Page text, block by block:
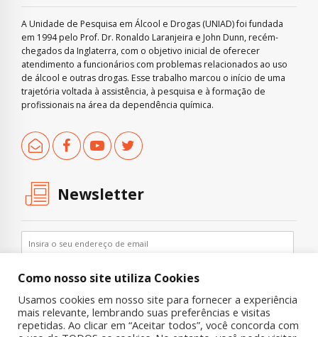
A Unidade de Pesquisa em Álcool e Drogas (UNIAD) foi fundada
em 1994 pelo Prof. Dr. Ronaldo Laranjeira e John Dunn, recém-
chegados da Inglaterra, com o objetivo inicial de oferecer
atendimento a funcionários com problemas relacionados ao uso
de álcool e outras drogas. Esse trabalho marcou o início de uma
trajetória voltada à assistência, à pesquisa e à formação de
profissionais na área da dependência química.
Newsletter
Como nosso site utiliza Cookies
Usamos cookies em nosso site para fornecer a experiência
mais relevante, lembrando suas preferências e visitas
repetidas. Ao clicar em “Aceitar todos”, você concorda com